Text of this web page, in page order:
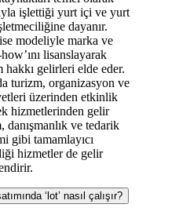
işlettiği yurt içi ve yurt
dayanır.
modeliyle marka ve
lisanslayarak
hakkı gelirleri elde eder.
turizm, organizasyon ve
üzerinden etkinlik
hizmetlerinden gelir
danışmanlık ve tedarik
gibi tamamlayıcı
hizmetler de gelir
‘lot’ nasıl çalışır?